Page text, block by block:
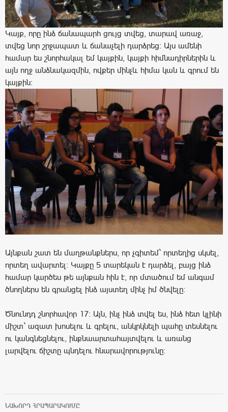
Կայք, որը ինձ ճանապարհ ցույց տվեց, տարավ առաջ,
տվեց նոր շրջապատ և ճանաչելի դարձրեց: Այս ամենի
համար ես շնորհակալ եմ կայքին, կայքի հիմնադիրներին և
այն ողջ անձնակազմին, ովքեր մինչև հիմա կան և գրում են
կայքին:
Այնքան շատ են մաղթանքներս, որ չգիտեմ` որտեղից սկսել,
որտեղ ավարտել: Կայքը 5 տարեկան է դարձել, բայց ինձ
համար կարծես թե այնքան հին է, որ մտածում եմ անգամ
ծնողներս են գրանցել ինձ այստեղ մինչ իմ ծնվելը:
Ծնունդդ շնորհավոր 17: Այն, ինչ ինձ տվել ես, ինձ հետ կլինի
միշտ` ազատ խոսելու և գրելու, անկրկնելի պահը տեսնելու
ու կանգնեցնելու, ինքնաարտահայտվելու և առանց
լարվելու ճիշտը պնդելու հնարավորությունը:
ՆԱԽՈՐԴ ՀՐԱՊԱՐԱԿՈՒՄԸ